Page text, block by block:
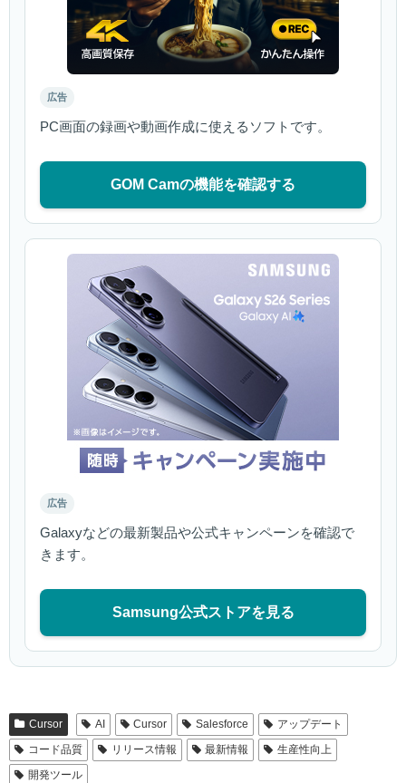
広告
PC画面の録画や動画作成に使えるソフトです。
GOM Camの機能を確認する
広告
Galaxyなどの最新製品や公式キャンペーンを確認で
きます。
Samsung公式ストアを見る
Cursor AI Cursor Salesforce
アップデート
コード品質
リリース情報 最新情報
生産性向上
開発ツール